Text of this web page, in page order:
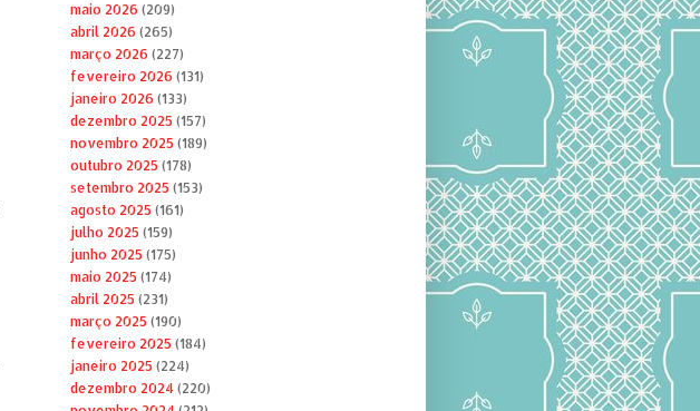
maio 2026 (209)
abril 2026 (265)
março 2026 (227)
fevereiro 2026 (131)
janeiro 2026 (133)
dezembro 2025 (157)
novembro 2025 (189)
outubro 2025 (178)
setembro 2025 (153)
agosto 2025 (161)
julho 2025 (159)
junho 2025 (175)
maio 2025 (174)
abril 2025 (231)
março 2025 (190)
fevereiro 2025 (184)
janeiro 2025 (224)
dezembro 2024 (220)